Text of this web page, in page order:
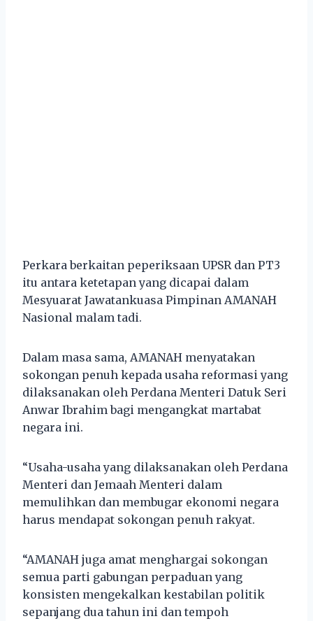
Perkara berkaitan peperiksaan UPSR dan PT3
itu antara ketetapan yang dicapai dalam
Mesyuarat Jawatankuasa Pimpinan AMANAH
Nasional malam tadi.
Dalam masa sama, AMANAH menyatakan
sokongan penuh kepada usaha reformasi yang
dilaksanakan oleh Perdana Menteri Datuk Seri
Anwar Ibrahim bagi mengangkat martabat
negara ini.
“Usaha-usaha yang dilaksanakan oleh Perdana
Menteri dan Jemaah Menteri dalam
memulihkan dan membugar ekonomi negara
harus mendapat sokongan penuh rakyat.
“AMANAH juga amat menghargai sokongan
semua parti gabungan perpaduan yang
konsisten mengekalkan kestabilan politik
sepanjang dua tahun ini dan tempoh